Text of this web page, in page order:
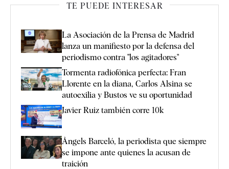
TE PUEDE INTERESAR
La Asociación de la Prensa de Madrid
lanza un manifiesto por la defensa del
periodismo contra "los agitadores"
Tormenta radiofónica perfecta: Fran
Llorente en la diana, Carlos Alsina se
autoexilia y Bustos ve su oportunidad
Javier Ruiz también corre 10k
Àngels Barceló, la periodista que siempre
se impone ante quienes la acusan de
traición